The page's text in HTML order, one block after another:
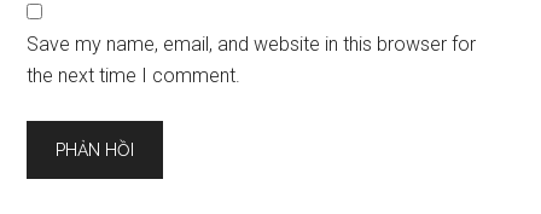
Save my name, email, and website in this browser for
the next time I comment.